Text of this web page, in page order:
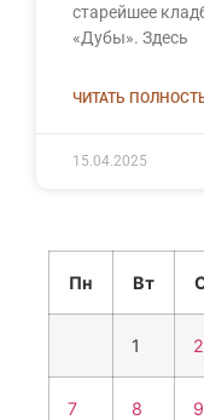
старейшее
«Дубы». Здесь
ЧИТАТЬ
15.04.2025
Пн Вт
1 2
7 8 9